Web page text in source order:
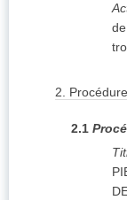
2. Procédure
2.1